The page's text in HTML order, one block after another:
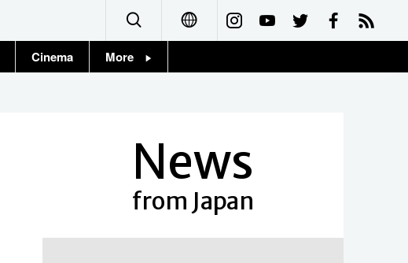
Français
Cinema More
News
from Japan